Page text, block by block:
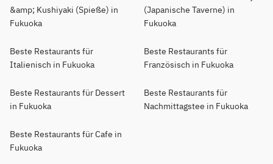
&amp; Kushiyaki (Spieße) in
Fukuoka
(Japanische Taverne) in
Fukuoka
Beste Restaurants für
Italienisch in Fukuoka
Beste Restaurants für
Französisch in Fukuoka
Beste Restaurants für Dessert
in Fukuoka
Beste Restaurants für
Nachmittagstee in Fukuoka
Beste Restaurants für Cafe in
Fukuoka